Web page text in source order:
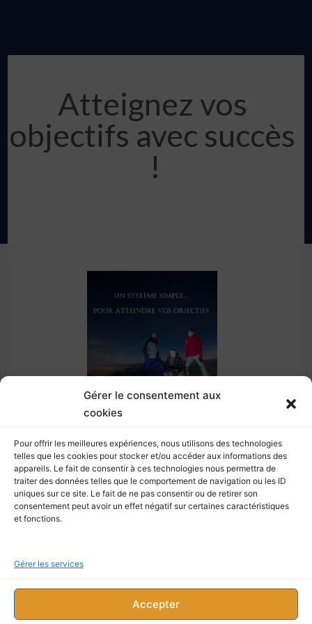
Gérer le consentement aux
cookies
Pour offrir les meilleures expériences, nous utilisons des technologies
telles que les cookies pour stocker et/ou accéder aux informations des
appareils. Le fait de consentir à ces technologies nous permettra de
traiter des données telles que le comportement de navigation ou les ID
uniques sur ce site. Le fait de ne pas consentir ou de retirer son
consentement peut avoir un effet négatif sur certaines caractéristiques
et fonctions.
Gérer les services
Accepter
Atteignez vos
objectifs avec succès
!
Découvrez cet outil :
Comment transformer le temps en allié
Comment renforcer votre efficacité
Comment garder votre motivation